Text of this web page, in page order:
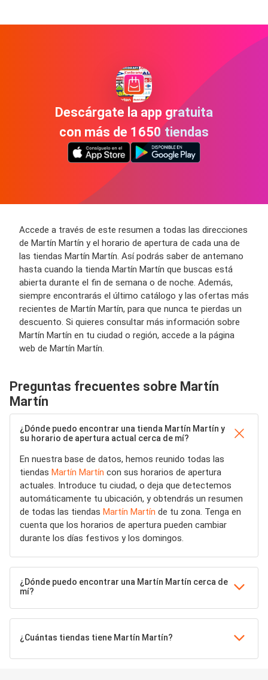
Descárgate la app gratuita
con más de 1650 tiendas
Accede a través de este resumen a todas las direcciones
de Martín Martín y el horario de apertura de cada una de
las tiendas Martín Martín. Así podrás saber de antemano
hasta cuando la tienda Martín Martín que buscas está
abierta durante el fin de semana o de noche. Además,
siempre encontrarás el último catálogo y las ofertas más
recientes de Martín Martín, para que nunca te pierdas un
descuento. Si quieres consultar más información sobre
Martín Martín en tu ciudad o región, accede a la página
web de Martín Martín.
Preguntas frecuentes sobre Martín
Martín
¿Dónde puedo encontrar una tienda Martín Martín y
su horario de apertura actual cerca de mí?
En nuestra base de datos, hemos reunido todas las
tiendas Martín Martín con sus horarios de apertura
actuales. Introduce tu ciudad, o deja que detectemos
automáticamente tu ubicación, y obtendrás un resumen
de todas las tiendas Martín Martín de tu zona. Tenga en
cuenta que los horarios de apertura pueden cambiar
durante los días festivos y los domingos.
¿Dónde puedo encontrar una Martín Martín cerca de
mí?
¿Cuántas tiendas tiene Martín Martín?